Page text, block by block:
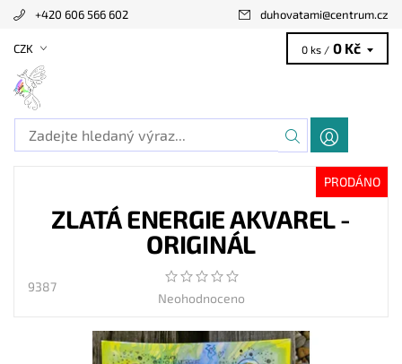
+420 606 566 602 duhovatami@centrum.cz
CZK 0 ks / 0 Kč
PRODÁNO
ZLATÁ ENERGIE AKVAREL -
ORIGINÁL
9387
Neohodnoceno